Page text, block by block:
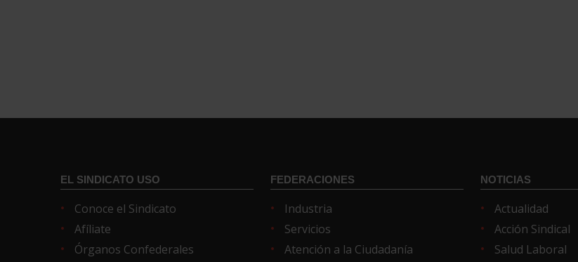
EL SINDICATO USO
Conoce el Sindicato
Afíliate
Órganos Confederales
FEDERACIONES
Industria
Servicios
Atención a la Ciudadanía
NOTICIAS
Actualidad
Acción Sindical
Salud Laboral